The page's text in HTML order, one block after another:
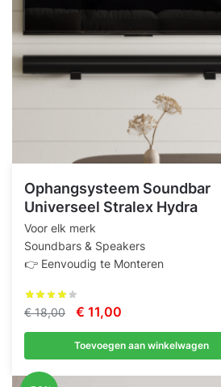
Ophangsysteem Soundbar
Universeel Stralex Hydra
Voor elk merk
Soundbars & Speakers
👉 Eenvoudig te Monteren
€18,00
Oorspronkelijke
prijs
was:
€ 11,00
prijs
is:
Toevoegen aan winkelwagen